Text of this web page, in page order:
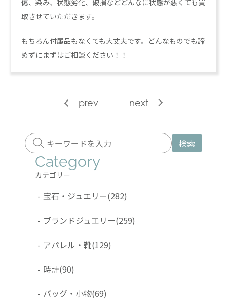
取させていただきます。
もちろん付属品もなくても大丈夫です。どんなものでも諦
めずにまずはご相談ください！！
prev next
検索
Category
カテゴリー
- 宝石・ジュエリー(282)
- ブランドジュエリー(259)
- アパレル・靴(129)
- 時計(90)
- バッグ・小物(69)